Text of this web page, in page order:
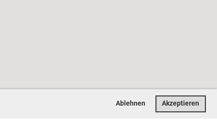
Ablehnen Akzeptieren